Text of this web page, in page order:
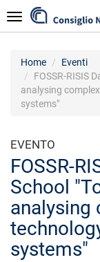
al
contenuto
Navigazione
Home
Eventi
FOSSR-RISIS
analysing
systems"
EVENTO
FOSSR-
School
analysing
systems"